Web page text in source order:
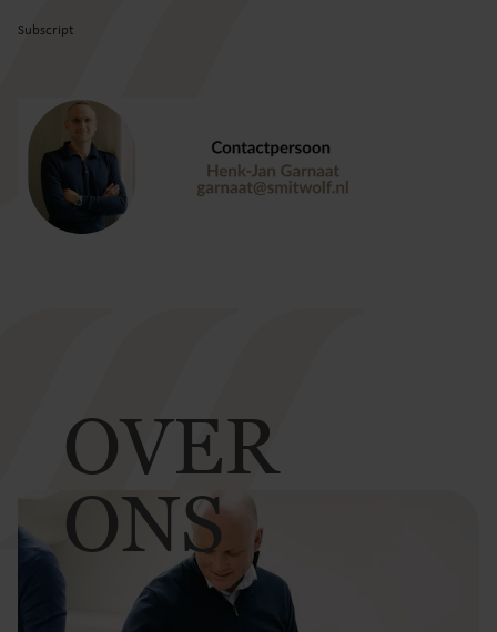
Subscript
OVER
ONS